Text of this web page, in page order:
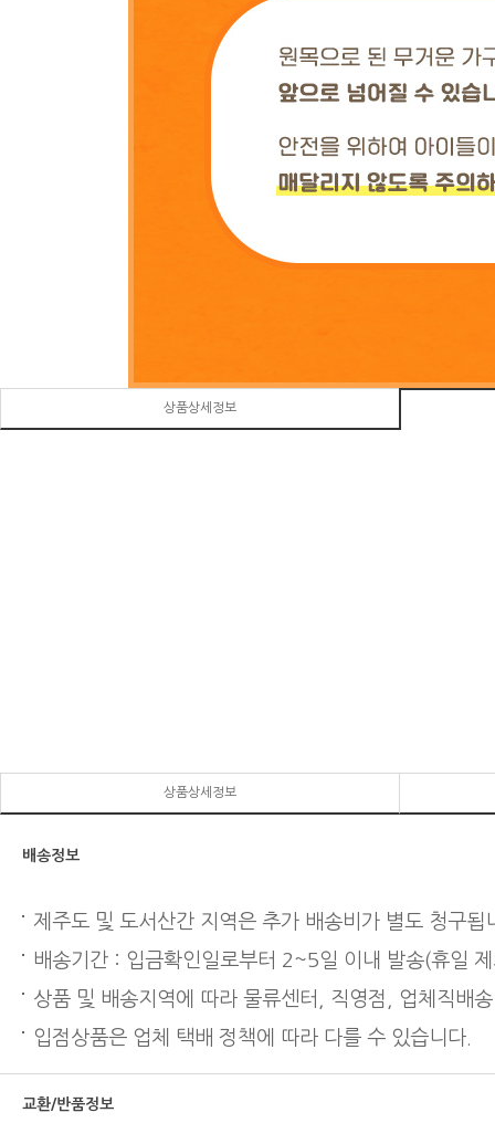
상품상세정보
상품상세정보
배송정보
제주도 및 도서산간 지역은 추가 배송비가 별도 청구됩
배송기간 : 입금확인일로부터 2~5일 이내 발송(휴일
상품 및 배송지역에 따라 물류센터, 직영점, 업체직배
입점상품은 업체 택배 정책에 따라 다를 수 있습니다.
교환/반품정보